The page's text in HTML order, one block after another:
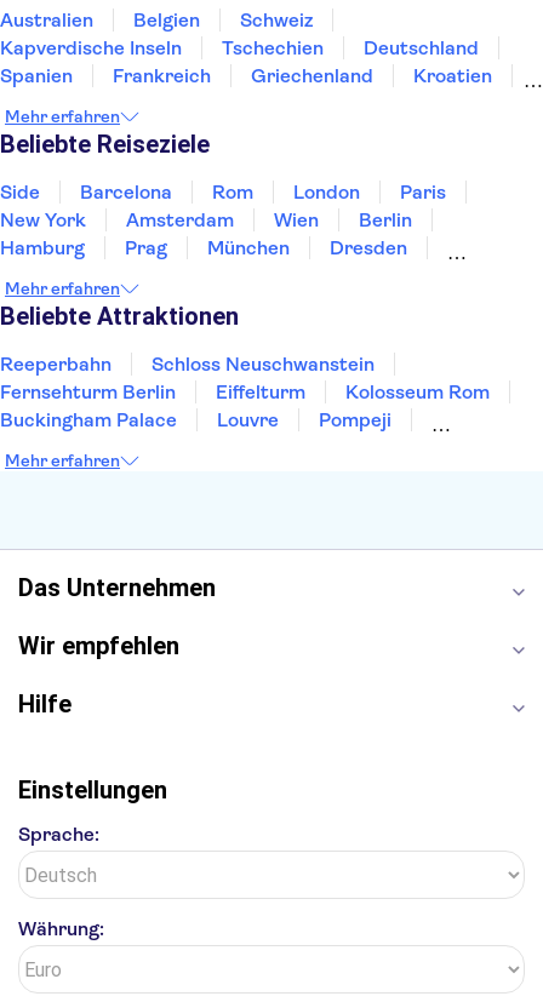
Flughafen Rom-Fiumicino
Forum Romanum
Australien Belgien
Schweiz
Kapverdische Inseln
Tschechien
Deutschland
Spanien
Frankreich Griechenland
Kroatien
Norwegen
Polen
Mehr erfahren
Beliebte Reiseziele
Side Barcelona Rom London
Paris
New York
Amsterdam Wien
Berlin
Hamburg
Prag München
Dresden
Heidelberg
Bremen
Mehr erfahren
Beliebte Attraktionen
Reeperbahn
Schloss Neuschwanstein
Fernsehturm Berlin
Eiffelturm
Kolosseum Rom
Buckingham Palace
Louvre
Pompeji
Moulin Rouge
Mehr erfahren
Das Unternehmen
Wir empfehlen
Hilfe
Einstellungen
Sprache:
Währung: